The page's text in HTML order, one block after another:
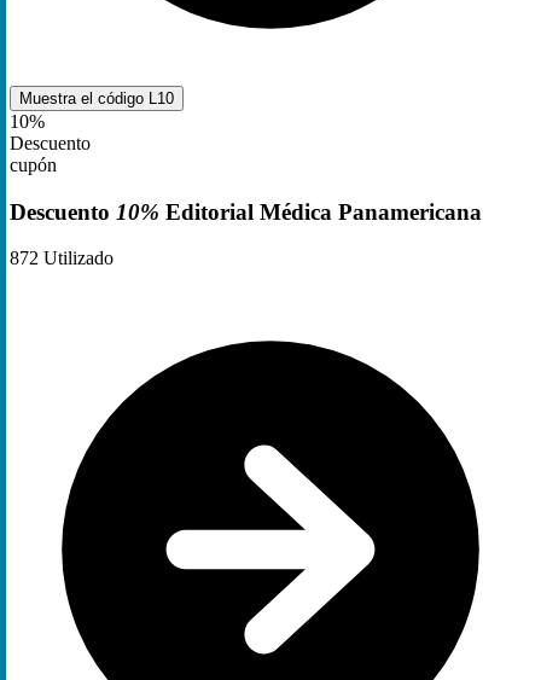
Muestra el código L10
10%
Descuento
cupón
Descuento 10% Editorial Médica Panamericana
872 Utilizado